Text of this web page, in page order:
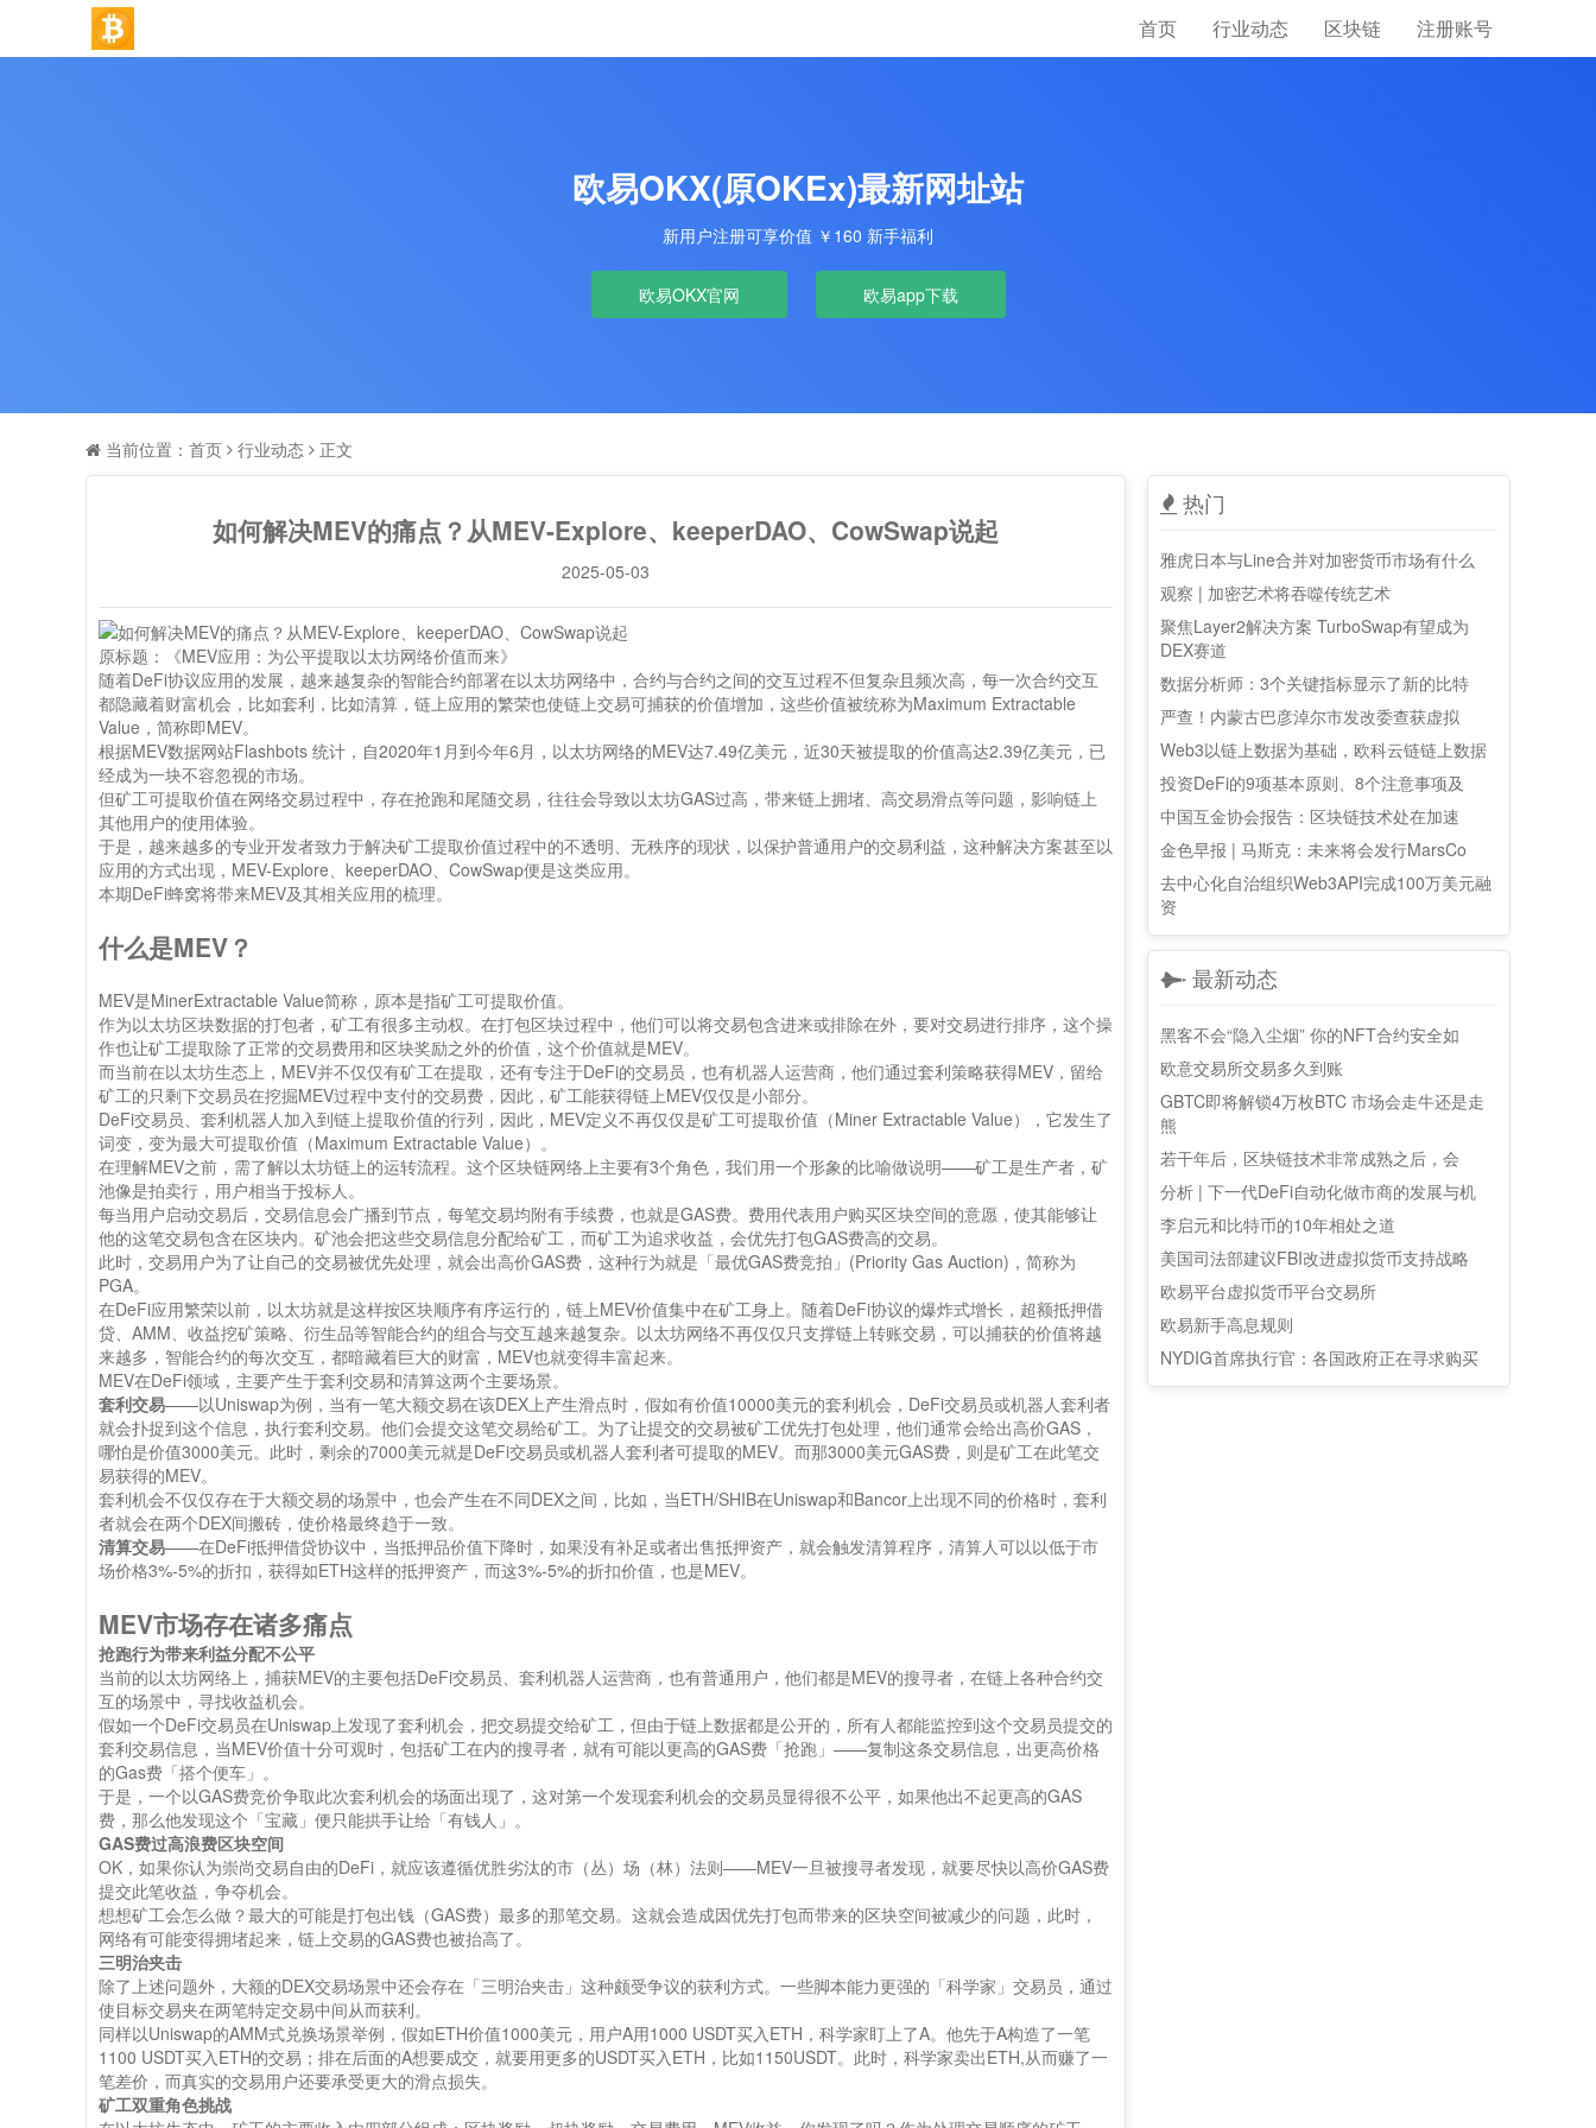
首页 行业动态 区块链 注册账号
欧易OKX(原OKEx)最新网址站
新用户注册可享价值 ￥160 新手福利
欧易OKX官网 欧易app下载
当前位置： 首页 行业动态 正文
如何解决MEV的痛点？从MEV-Explore、keeperDAO、CowSwap说起
2025-05-03
原标题：《MEV应用：为公平提取以太坊网络价值而来》
随着DeFi协议应用的发展，越来越复杂的智能合约部署在以太坊网络中，合约与合约之间的交互过程不但复杂且频次高，每一次合约交互
都隐藏着财富机会，比如套利，比如清算，链上应用的繁荣也使链上交易可捕获的价值增加，这些价值被统称为Maximum Extractable
Value，简称即MEV。
根据MEV数据网站Flashbots 统计，自2020年1月到今年6月，以太坊网络的MEV达7.49亿美元，近30天被提取的价值高达2.39亿美元，已
经成为一块不容忽视的市场。
但矿工可提取价值在网络交易过程中，存在抢跑和尾随交易，往往会导致以太坊GAS过高，带来链上拥堵、高交易滑点等问题，影响链上
其他用户的使用体验。
于是，越来越多的专业开发者致力于解决矿工提取价值过程中的不透明、无秩序的现状，以保护普通用户的交易利益，这种解决方案甚至以
应用的方式出现，MEV-Explore、keeperDAO、CowSwap便是这类应用。
本期DeFi蜂窝将带来MEV及其相关应用的梳理。
什么是MEV？
MEV是MinerExtractable Value简称，原本是指矿工可提取价值。
作为以太坊区块数据的打包者，矿工有很多主动权。在打包区块过程中，他们可以将交易包含进来或排除在外，要对交易进行排序，这个操
作也让矿工提取除了正常的交易费用和区块奖励之外的价值，这个价值就是MEV。
而当前在以太坊生态上，MEV并不仅仅有矿工在提取，还有专注于DeFi的交易员，也有机器人运营商，他们通过套利策略获得MEV，留给
矿工的只剩下交易员在挖掘MEV过程中支付的交易费，因此，矿工能获得链上MEV仅仅是小部分。
DeFi交易员、套利机器人加入到链上提取价值的行列，因此，MEV定义不再仅仅是矿工可提取价值（Miner Extractable Value），它发生了
词变，变为最大可提取价值（Maximum Extractable Value）。
在理解MEV之前，需了解以太坊链上的运转流程。这个区块链网络上主要有3个角色，我们用一个形象的比喻做说明——矿工是生产者，矿
池像是拍卖行，用户相当于投标人。
每当用户启动交易后，交易信息会广播到节点，每笔交易均附有手续费，也就是GAS费。费用代表用户购买区块空间的意愿，使其能够让
他的这笔交易包含在区块内。矿池会把这些交易信息分配给矿工，而矿工为追求收益，会优先打包GAS费高的交易。
此时，交易用户为了让自己的交易被优先处理，就会出高价GAS费，这种行为就是「最优GAS费竞拍」(Priority Gas Auction)，简称为
PGA。
在DeFi应用繁荣以前，以太坊就是这样按区块顺序有序运行的，链上MEV价值集中在矿工身上。随着DeFi协议的爆炸式增长，超额抵押借
贷、AMM、收益挖矿策略、衍生品等智能合约的组合与交互越来越复杂。以太坊网络不再仅仅只支撑链上转账交易，可以捕获的价值将越
来越多，智能合约的每次交互，都暗藏着巨大的财富，MEV也就变得丰富起来。
MEV在DeFi领域，主要产生于套利交易和清算这两个主要场景。
套利交易——以Uniswap为例，当有一笔大额交易在该DEX上产生滑点时，假如有价值10000美元的套利机会，DeFi交易员或机器人套利者
就会扑捉到这个信息，执行套利交易。他们会提交这笔交易给矿工。为了让提交的交易被矿工优先打包处理，他们通常会给出高价GAS，
哪怕是价值3000美元。此时，剩余的7000美元就是DeFi交易员或机器人套利者可提取的MEV。而那3000美元GAS费，则是矿工在此笔交
易获得的MEV。
套利机会不仅仅存在于大额交易的场景中，也会产生在不同DEX之间，比如，当ETH/SHIB在Uniswap和Bancor上出现不同的价格时，套利
者就会在两个DEX间搬砖，使价格最终趋于一致。
清算交易——在DeFi抵押借贷协议中，当抵押品价值下降时，如果没有补足或者出售抵押资产，就会触发清算程序，清算人可以以低于市
场价格3%-5%的折扣，获得如ETH这样的抵押资产，而这3%-5%的折扣价值，也是MEV。
MEV市场存在诸多痛点
抢跑行为带来利益分配不公平
当前的以太坊网络上，捕获MEV的主要包括DeFi交易员、套利机器人运营商，也有普通用户，他们都是MEV的搜寻者，在链上各种合约交
互的场景中，寻找收益机会。
假如一个DeFi交易员在Uniswap上发现了套利机会，把交易提交给矿工，但由于链上数据都是公开的，所有人都能监控到这个交易员提交的
套利交易信息，当MEV价值十分可观时，包括矿工在内的搜寻者，就有可能以更高的GAS费「抢跑」——复制这条交易信息，出更高价格
的Gas费「搭个便车」。
于是，一个以GAS费竞价争取此次套利机会的场面出现了，这对第一个发现套利机会的交易员显得很不公平，如果他出不起更高的GAS
费，那么他发现这个「宝藏」便只能拱手让给「有钱人」。
GAS费过高浪费区块空间
OK，如果你认为崇尚交易自由的DeFi，就应该遵循优胜劣汰的市（丛）场（林）法则——MEV一旦被搜寻者发现，就要尽快以高价GAS费
提交此笔收益，争夺机会。
想想矿工会怎么做？最大的可能是打包出钱（GAS费）最多的那笔交易。这就会造成因优先打包而带来的区块空间被减少的问题，此时，
网络有可能变得拥堵起来，链上交易的GAS费也被抬高了。
三明治夹击
除了上述问题外，大额的DEX交易场景中还会存在「三明治夹击」这种颇受争议的获利方式。一些脚本能力更强的「科学家」交易员，通过
使目标交易夹在两笔特定交易中间从而获利。
同样以Uniswap的AMM式兑换场景举例，假如ETH价值1000美元，用户A用1000 USDT买入ETH，科学家盯上了A。他先于A构造了一笔
1100 USDT买入ETH的交易；排在后面的A想要成交，就要用更多的USDT买入ETH，比如1150USDT。此时，科学家卖出ETH,从而赚了一
笔差价，而真实的交易用户还要承受更大的滑点损失。
矿工双重角色挑战
热门
雅虎日本与Line合并对加密货币市场有什么
观察 | 加密艺术将吞噬传统艺术
聚焦Layer2解决方案 TurboSwap有望成为
DEX赛道
数据分析师：3个关键指标显示了新的比特
严查！内蒙古巴彦淖尔市发改委查获虚拟
Web3以链上数据为基础，欧科云链链上数据
投资DeFi的9项基本原则、8个注意事项及
中国互金协会报告：区块链技术处在加速
金色早报 | 马斯克：未来将会发行MarsCo
去中心化自治组织Web3API完成100万美元融
资
最新动态
黑客不会“隐入尘烟” 你的NFT合约安全如
欧意交易所交易多久到账
GBTC即将解锁4万枚BTC 市场会走牛还是走
熊
若干年后，区块链技术非常成熟之后，会
分析 | 下一代DeFi自动化做市商的发展与机
李启元和比特币的10年相处之道
美国司法部建议FBI改进虚拟货币支持战略
欧易平台虚拟货币平台交易所
欧易新手高息规则
NYDIG首席执行官：各国政府正在寻求购买